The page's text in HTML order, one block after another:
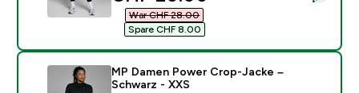
War CHF 28.00‎
Spare CHF 8.00‎
MP Damen Power Crop-Jacke –
Schwarz - XXS